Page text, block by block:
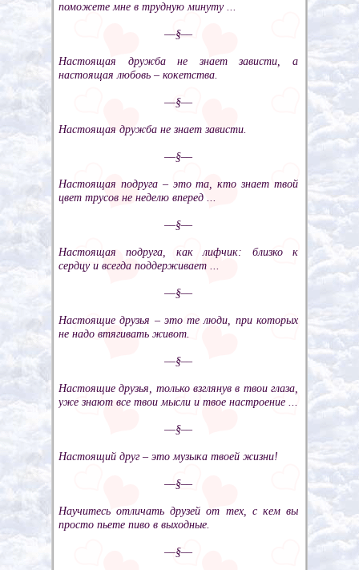
поможете мне в трудную минуту ...
––§––
Настоящая дружба не знает зависти, а
настоящая любовь – кокетства.
––§––
Настоящая дружба не знает зависти.
––§––
Настоящая подруга – это та, кто знает твой
цвет трусов не неделю вперед ...
––§––
Настоящая подруга, как лифчик: близко к
сердцу и всегда поддерживает ...
––§––
Настоящие друзья – это те люди, при которых
не надо втягивать живот.
––§––
Настоящие друзья, только взглянув в твои глаза,
уже знают все твои мысли и твое настроение ...
––§––
Настоящий друг – это музыка твоей жизни!
––§––
Научитесь отличать друзей от тех, с кем вы
просто пьете пиво в выходные.
––§––